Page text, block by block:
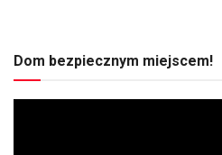
Dom bezpiecznym miejscem!